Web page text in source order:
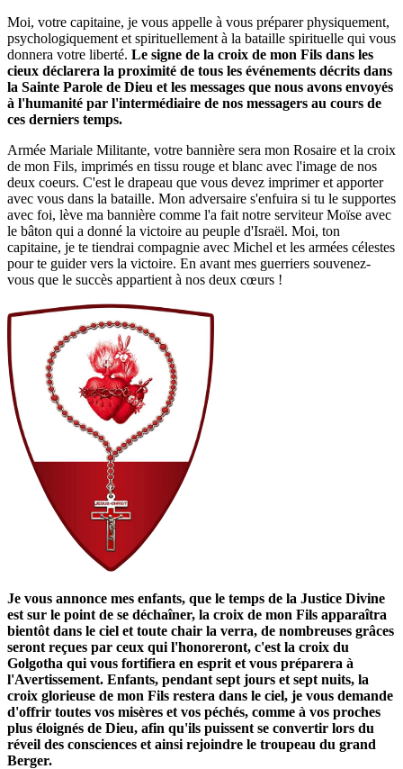
Moi, votre capitaine, je vous appelle à vous préparer physiquement,
psychologiquement et spirituellement à la bataille spirituelle qui vous
donnera votre liberté. Le signe de la croix de mon Fils dans les
cieux déclarera la proximité de tous les événements décrits dans
la Sainte Parole de Dieu et les messages que nous avons envoyés
à l'humanité par l'intermédiaire de nos messagers au cours de
ces derniers temps.
Armée Mariale Militante, votre bannière sera mon Rosaire et la croix
de mon Fils, imprimés en tissu rouge et blanc avec l'image de nos
deux coeurs. C'est le drapeau que vous devez imprimer et apporter
avec vous dans la bataille. Mon adversaire s'enfuira si tu le supportes
avec foi, lève ma bannière comme l'a fait notre serviteur Moïse avec
le bâton qui a donné la victoire au peuple d'Israël. Moi, ton
capitaine, je te tiendrai compagnie avec Michel et les armées célestes
pour te guider vers la victoire. En avant mes guerriers souvenez-
vous que le succès appartient à nos deux cœurs !
Je vous annonce mes enfants, que le temps de la Justice Divine
est sur le point de se déchaîner, la croix de mon Fils apparaîtra
bientôt dans le ciel et toute chair la verra, de nombreuses grâces
seront reçues par ceux qui l'honoreront, c'est la croix du
Golgotha qui vous fortifiera en esprit et vous préparera à
l'Avertissement. Enfants, pendant sept jours et sept nuits, la
croix glorieuse de mon Fils restera dans le ciel, je vous demande
d'offrir toutes vos misères et vos péchés, comme à vos proches
plus éloignés de Dieu, afin qu'ils puissent se convertir lors du
réveil des consciences et ainsi rejoindre le troupeau du grand
Berger.